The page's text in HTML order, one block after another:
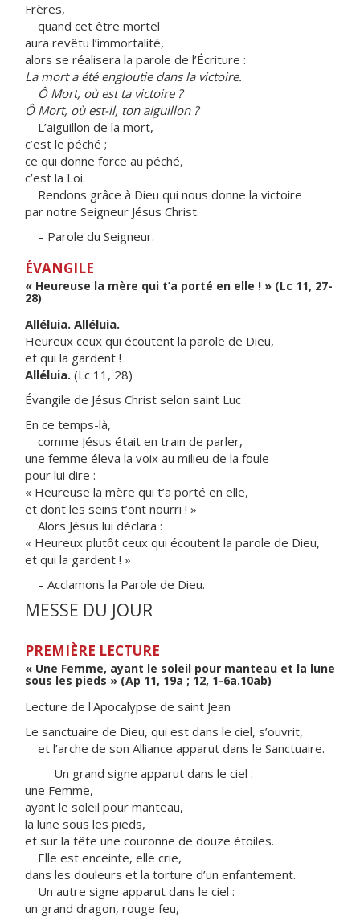
Frères,
quand cet être mortel
aura revêtu l’immortalité,
alors se réalisera la parole de l’Écriture :
La mort a été engloutie dans la victoire.
Ô Mort, où est ta victoire ?
Ô Mort, où est-il, ton aiguillon ?
L’aiguillon de la mort,
c’est le péché ;
ce qui donne force au péché,
c’est la Loi.
Rendons grâce à Dieu qui nous donne la victoire
par notre Seigneur Jésus Christ.
– Parole du Seigneur.
ÉVANGILE
« Heureuse la mère qui t’a porté en elle ! » (Lc 11, 27-
28)
Alléluia. Alléluia.
Heureux ceux qui écoutent la parole de Dieu,
et qui la gardent !
Alléluia. (Lc 11, 28)
Évangile de Jésus Christ selon saint Luc
En ce temps-là,
comme Jésus était en train de parler,
une femme éleva la voix au milieu de la foule
pour lui dire :
« Heureuse la mère qui t’a porté en elle,
et dont les seins t’ont nourri ! »
Alors Jésus lui déclara :
« Heureux plutôt ceux qui écoutent la parole de Dieu,
et qui la gardent ! »
– Acclamons la Parole de Dieu.
MESSE DU JOUR
PREMIÈRE LECTURE
« Une Femme, ayant le soleil pour manteau et la lune
sous les pieds » (Ap 11, 19a ; 12, 1-6a.10ab)
Lecture de l'Apocalypse de saint Jean
Le sanctuaire de Dieu, qui est dans le ciel, s’ouvrit,
et l’arche de son Alliance apparut dans le Sanctuaire.
Un grand signe apparut dans le ciel :
une Femme,
ayant le soleil pour manteau,
la lune sous les pieds,
et sur la tête une couronne de douze étoiles.
Elle est enceinte, elle crie,
dans les douleurs et la torture d’un enfantement.
Un autre signe apparut dans le ciel :
un grand dragon, rouge feu,